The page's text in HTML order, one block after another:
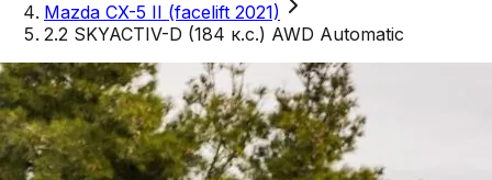
Mazda CX-5 II (facelift 2021)
2.2 SKYACTIV-D (184 к.с.) AWD Automatic